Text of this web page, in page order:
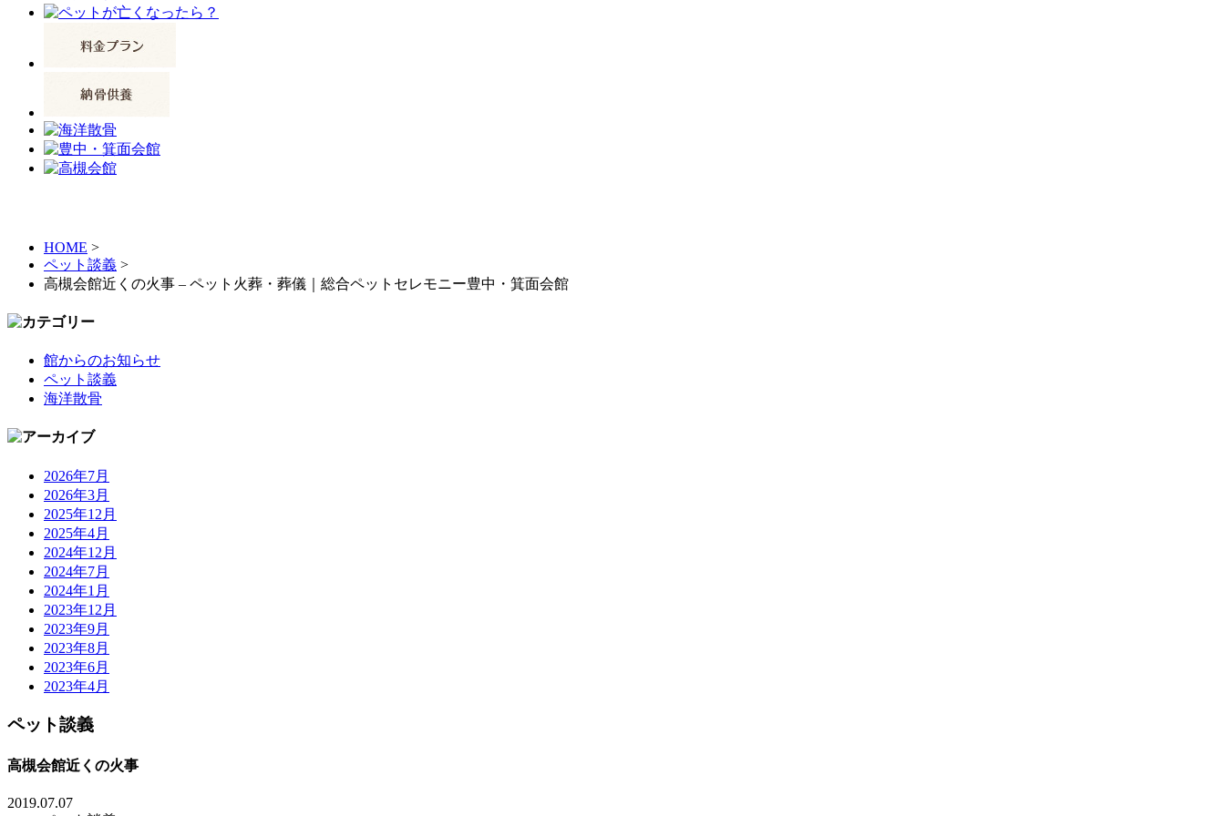
HOME >
ペット談義 >
高槻会館近くの火事 – ペット火葬・葬儀｜総合ペットセレモニー豊中・箕面会館
館からのお知らせ
ペット談義
海洋散骨
2026年7月
2026年3月
2025年12月
2025年4月
2024年12月
2024年7月
2024年1月
2023年12月
2023年9月
2023年8月
2023年6月
2023年4月
ペット談義
高槻会館近くの火事
2019.07.07